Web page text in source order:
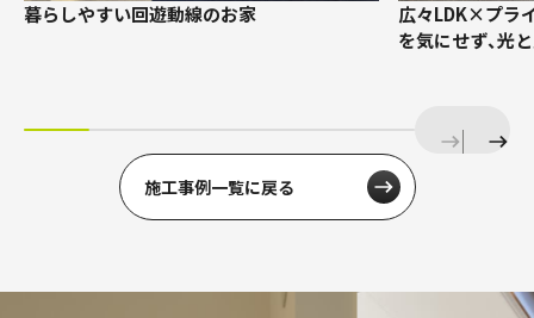
暮らしやすい回遊動線のお家
広々LDK×プラ
を気にせず、光
施工事例一覧に戻る